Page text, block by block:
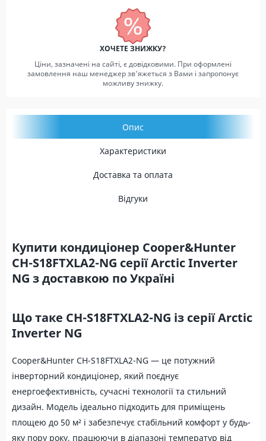
ХОЧЕТЕ ЗНИЖКУ?
Ціни, зазначені на сайті, є довідковими. При оформлені
замовлення наш менеджер зв'яжеться з Вами і запропонує
можливу знижку.
Опис
Характеристики
Доставка та оплата
Відгуки
Купити кондиціонер Cooper&Hunter
CH-S18FTXLA2-NG серії Arctic Inverter
NG з доставкою по Україні
Що таке CH-S18FTXLA2-NG із серії Arctic
Inverter NG
Cooper&Hunter CH-S18FTXLA2-NG — це потужний
інверторний кондиціонер, який поєднує
енергоефективність, сучасні технології та стильний
дизайн. Модель ідеально підходить для приміщень
площею до 50 м² і забезпечує стабільний комфорт у будь-
яку пору року, працюючи в діапазоні температур від